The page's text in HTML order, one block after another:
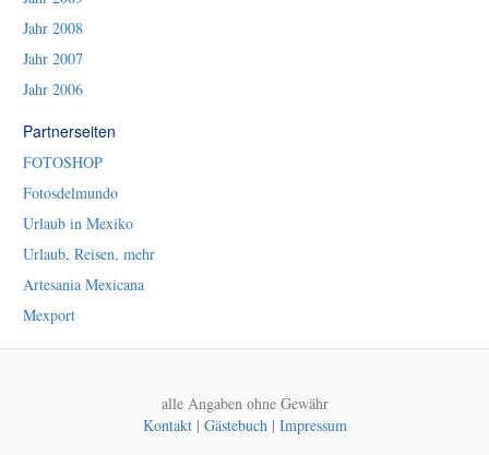
Jahr 2008
Jahr 2007
Jahr 2006
Partnerseiten
FOTOSHOP
Fotosdelmundo
Urlaub in Mexiko
Urlaub, Reisen, mehr
Artesania Mexicana
Mexport
alle Angaben ohne Gewähr
Kontakt| Gästebuch| Impressum